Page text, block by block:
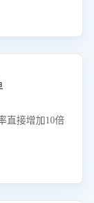
直接增加10倍